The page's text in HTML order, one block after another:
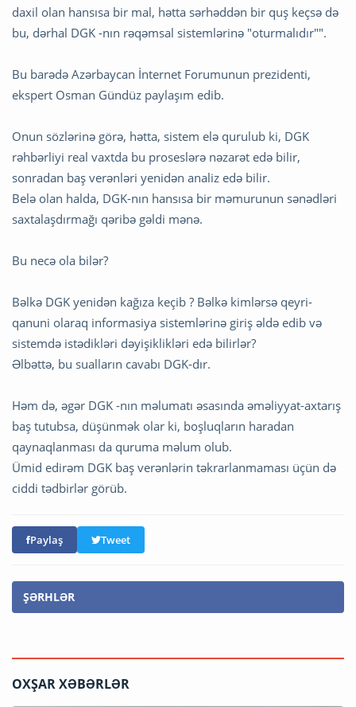
daxil olan hansısa bir mal, hətta sərhəddən bir quş keçsə də
bu, dərhal DGK -nın rəqəmsal sistemlərinə "oturmalıdır"".
Bu barədə Azərbaycan İnternet Forumunun prezidenti,
ekspert Osman Gündüz paylaşım edib.
Onun sözlərinə görə, hətta, sistem elə qurulub ki, DGK
rəhbərliyi real vaxtda bu proseslərə nəzarət edə bilir,
sonradan baş verənləri yenidən analiz edə bilir.
Belə olan halda, DGK-nın hansısa bir məmurunun sənədləri
saxtalaşdırmağı qəribə gəldi mənə.
Bu necə ola bilər?
Bəlkə DGK yenidən kağıza keçib ? Bəlkə kimlərsə qeyri-
qanuni olaraq informasiya sistemlərinə giriş əldə edib və
sistemdə istədikləri dəyişiklikləri edə bilirlər?
Əlbəttə, bu sualların cavabı DGK-dır.
Həm də, əgər DGK -nın məlumatı əsasında əməliyyat-axtarış
baş tutubsa, düşünmək olar ki, boşluqların haradan
qaynaqlanması da quruma məlum olub.
Ümid edirəm DGK baş verənlərin təkrarlanmaması üçün də
ciddi tədbirlər görüb.
Paylaş Tweet
ŞƏRHLƏR
OXŞAR XƏBƏRLƏR